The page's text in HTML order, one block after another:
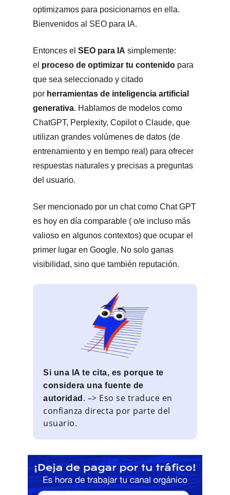
optimizamos para posicionarnos en ella.
Bienvenidos al SEO para IA.
Entonces el SEO para IA simplemente:
el proceso de optimizar tu contenido para
que sea seleccionado y citado
por herramientas de inteligencia artificial
generativa. Hablamos de modelos como
ChatGPT, Perplexity, Copilot o Claude, que
utilizan grandes volúmenes de datos (de
entrenamiento y en tiempo real) para ofrecer
respuestas naturales y precisas a preguntas
del usuario.
Ser mencionado por un chat como Chat GPT
es hoy en día comparable ( o/e incluso más
valioso en algunos contextos) que ocupar el
primer lugar en Google. No solo ganas
visibilidad, sino que también reputación.
Si una IA te cita, es porque te
considera una fuente de
autoridad . –> Eso se traduce en
confianza directa por parte del
usuario.